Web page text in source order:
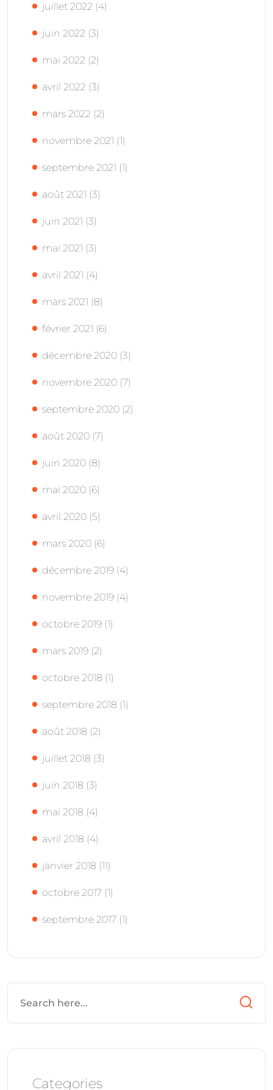
juillet 2022 (4)
juin 2022 (3)
mai 2022 (2)
avril 2022 (3)
mars 2022 (2)
novembre 2021 (1)
septembre 2021 (1)
août 2021 (3)
juin 2021 (3)
mai 2021 (3)
avril 2021 (4)
mars 2021 (8)
février 2021 (6)
décembre 2020 (3)
novembre 2020 (7)
septembre 2020 (2)
août 2020 (7)
juin 2020 (8)
mai 2020 (6)
avril 2020 (5)
mars 2020 (6)
décembre 2019 (4)
novembre 2019 (4)
octobre 2019 (1)
mars 2019 (2)
octobre 2018 (1)
septembre 2018 (1)
août 2018 (2)
juillet 2018 (3)
juin 2018 (3)
mai 2018 (4)
avril 2018 (4)
janvier 2018 (11)
octobre 2017 (1)
septembre 2017 (1)
Categories